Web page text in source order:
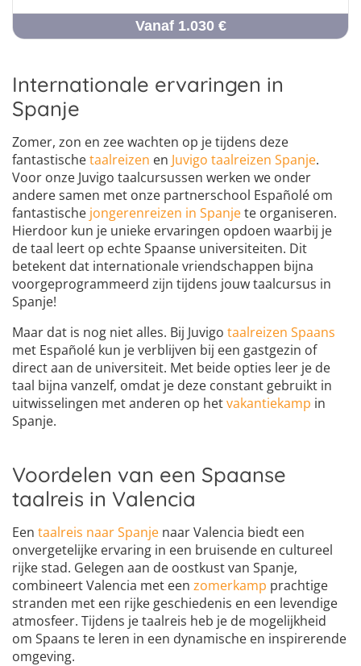
Vanaf 1.030 €
Internationale ervaringen in
Spanje
Zomer, zon en zee wachten op je tijdens deze
fantastischetaalreizen en Juvigo taalreizen Spanje.
Voor onze Juvigo taalcursussen werken we onder
andere samen met onze partnerschool Españolé om
fantastische jongerenreizen in Spanjete organiseren.
Hierdoor kun je unieke ervaringen opdoen waarbij je
de taal leert op echte Spaanse universiteiten. Dit
betekent dat internationale vriendschappen bijna
voorgeprogrammeerd zijn tijdens jouw taalcursus in
Spanje!
Maar dat is nog niet alles. Bij Juvigo taalreizen Spaans
met Españolé kun je verblijven bij een gastgezin of
direct aan de universiteit. Met beide opties leer je de
taal bijna vanzelf, omdat je deze constant gebruikt in
uitwisselingen met anderen op hetvakantiekamp in
Spanje.
Voordelen van een Spaanse
taalreis in Valencia
Een taalreis naar Spanje naar Valencia biedt een
onvergetelijke ervaring in een bruisende en cultureel
rijke stad. Gelegen aan de oostkust van Spanje,
combineert Valencia met een zomerkamp prachtige
stranden met een rijke geschiedenis en een levendige
atmosfeer. Tijdens je taalreis heb je de mogelijkheid
om Spaans te leren in een dynamische en inspirerende
omgeving.